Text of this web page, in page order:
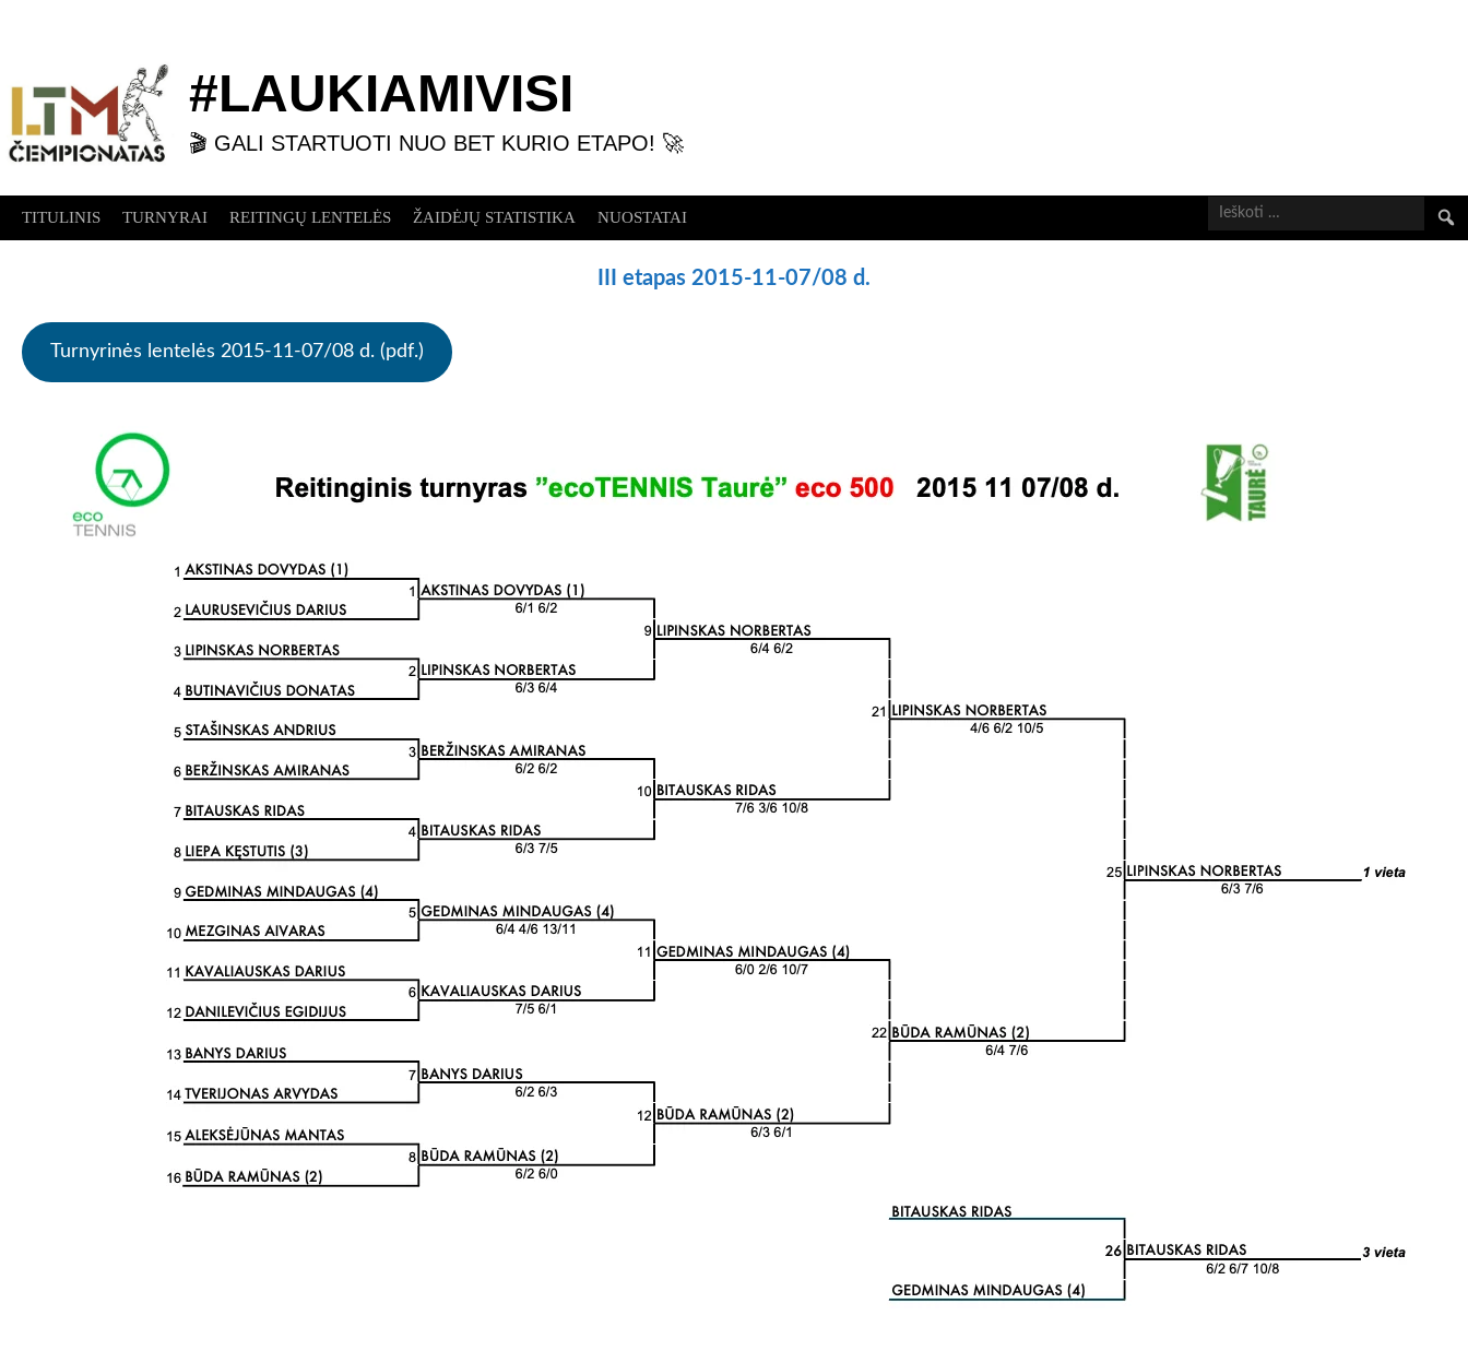
#LAUKIAMIVISI
🎬 GALI STARTUOTI NUO BET KURIO ETAPO! 🚀
TITULINIS TURNYRAI REITINGŲ LENTELĖS ŽAIDĖJŲ STATISTIKA NUOSTATAI
III etapas 2015-11-07/08 d.
Turnyrinės lentelės 2015-11-07/08 d. (pdf.)